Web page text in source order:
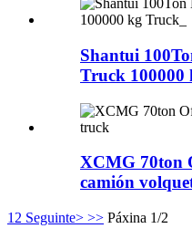
Shantui
Truck 100000
XCMG 70ton
camión
1 2 Seguinte> >> Páxina 1/2